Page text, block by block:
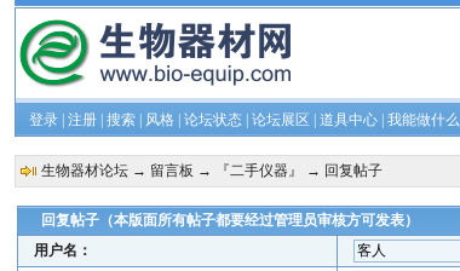
登录 注册 搜索 风格 论坛状态 论坛展区 道具中心 我能做什么
生物器材论坛 → 留言板 → 『二手仪器』 → 回复帖子
回复帖子（本版面所有帖子都要经过管理员审核方可发表）
用户名：